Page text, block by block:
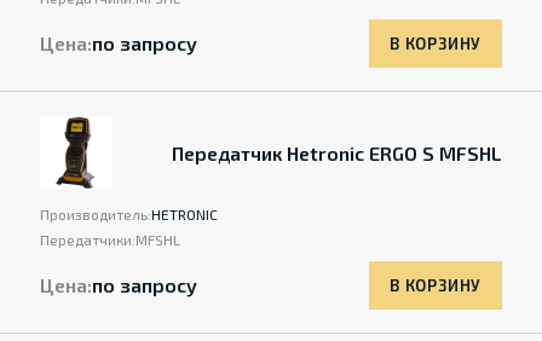
Цена:по запросу В КОРЗИНУ
Передатчик Hetronic ERGO S MFSHL
Производитель:HETRONIC
Передатчики:MFSHL
Цена:по запросу В КОРЗИНУ